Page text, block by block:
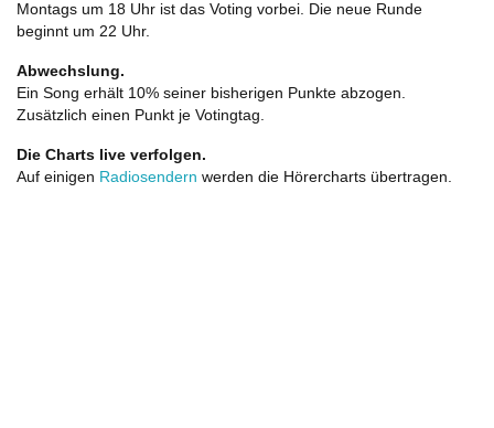
Montags um 18 Uhr ist das Voting vorbei. Die neue Runde
beginnt um 22 Uhr.
Abwechslung.
Ein Song erhält 10% seiner bisherigen Punkte abzogen.
Zusätzlich einen Punkt je Votingtag.
Die Charts live verfolgen.
Auf einigen Radiosendern werden die Hörercharts übertragen.